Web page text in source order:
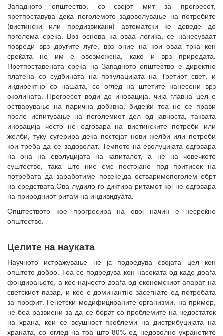
Западното општество, со својот мит за прогресот,
претпоставува дека поголемото задоволување на потребите
(вистински или предизвикани) автоматски ќе доведе до
поголема среќа. Врз основа на оваа логика, се нанесуваат
повреди врз другите луѓе, врз оние на кои оваа трка кон
среќата не им е овозможена, како и врз природата.
Претпоставената среќа на Западното општество е директно
платена со судбината на популацијата на Третиот свет, и
индиректно со нашата, со оглед на штетите нанесени врз
околината. Прогресот води до иновација, чија главна цел е
остварување на парична добивка; бидејќи тоа не се прави
после испитување на поголемиот дел од јавноста, таквата
иновација често не одговара на вистинските потреби или
желби, туку сугерира дека постојат нови желби или потреби
кои треба да се задоволат. Темпото на еволуцијата одговара
на она на еволуцијата на капиталот, а не на човечкото
суштество, така што ние сме постојано под притисок на
потребата да заработиме повеќе,да остваримепоголем обрт
на средствата.Ова лудило го диктира ритамот кој не одговара
на природниот ритам на индивидуата.
Општеството кое прогресира на овој начин е несреќно
општество.
Целите на науката
Научното истражување не ја подредува својата цел кон
општото добро. Тоа се подредува кон насоката од каде доаѓа
фондирањето, а кое најчесто доаѓа од економскиот апарат на
светскиот пазар, и кое е доминантно засегнато од потребата
за профит. Генетски модифицираните организми, на пример,
не беа развиени за да се борат со проблемите на недостаток
на храна, кои се всушност проблеми на дистрибуцијата на
храната, со оглед на тоа што 80% од недоволно ухранетите